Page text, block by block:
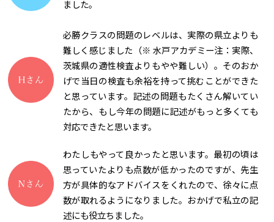
ました。
必勝クラスの問題のレベルは、実際の県立よりも
難しく感じました（※ 水戸アカデミー注：実際、
茨城県の適性検査よりもやや難しい）。そのおか
げで当日の検査も余裕を持って挑むことができた
と思っています。記述の問題もたくさん解いてい
たから、もし今年の問題に記述がもっと多くても
対応できたと思います。
わたしもやって良かったと思います。最初の頃は
思っていたよりも点数が低かったのですが、先生
方が具体的なアドバイスをくれたので、徐々に点
数が取れるようになりました。おかげで私立の記
述にも役立ちました。